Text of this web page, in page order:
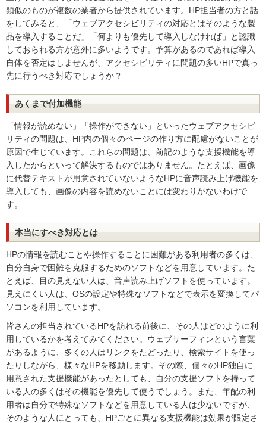
類似のものが複数の業者から提供されています。HP担当者の方と話
をしてみると、「ウェブアクセシビリティの対応とはそのような製
品を導入することだ」「何よりも優先して導入しなければ」と認識
しておられる方が意外に多いようです。予算があるのであれば導入
自体を否定はしませんが、アクセシビリティに問題の多いHPで真っ
先に行うべき対応でしょうか？
あくまで付加機能
「情報が読めない」「操作ができない」といったウェブアクセシビ
リティの問題は、HP内の個々のページの作り方に配慮がないことが
原因で生じています。これらの問題は、前記のような支援機能を導
入したからといって解決するものではありません。たとえば、画像
に代替テキストが用意されていないようなHPに音声読み上げ機能を
導入しても、画像の内容を読めないことには変わりがないわけで
す。
本当にすべき対応とは
HPの情報を読むことや操作することに困難がある利用者の多くは、
自分自身で困難を克服するためのソフトなどを用意しています。た
とえば、目の見えない人は、音声読み上げソフトを使っています。
見えにくい人は、OSの設定や特殊なソフトなどで表示を変換してパ
ソコンを利用しています。
皆さんの担当されているHPを訪れる前後に、その人はどのように利
用しているかを考えてみてください。ウェブサーフィンという言葉
があるように、多くの人はリンクをたどったり、検索サイトを使っ
たりしながら、様々なHPを移動します。その際、個々のHP独自に
用意された支援機能があったとしても、自分の支援ソフトを持って
いる人の多くはその機能を優先して使うでしょう。また、年配の利
用者は自分で特殊なソフトなどを用意している人は少ないですが、
そのような人にとっても、HPごとに異なる支援機能は効果が限定さ